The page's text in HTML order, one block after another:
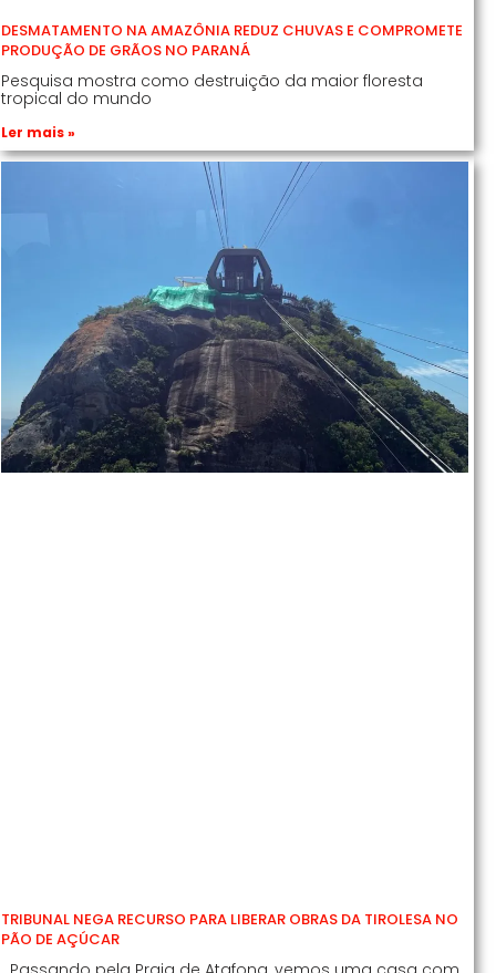
DESMATAMENTO NA AMAZÔNIA REDUZ CHUVAS E COMPROMETE
PRODUÇÃO DE GRÃOS NO PARANÁ
Pesquisa mostra como destruição da maior floresta
tropical do mundo
Ler mais »
TRIBUNAL NEGA RECURSO PARA LIBERAR OBRAS DA TIROLESA NO
PÃO DE AÇÚCAR